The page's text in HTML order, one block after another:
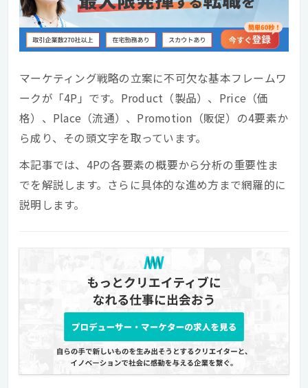
マーケティング戦略の立案に不可欠な基本フレームワ
ークが「4P」です。Product（製品）、Price（価
格）、Place（流通）、Promotion（販促）の4要素か
ら成り、その頭文字を取っています。
本記事では、4Pの各要素の概要から分析の重要性ま
でを解説します。さらに具体的な進め方まで網羅的に
説明します。